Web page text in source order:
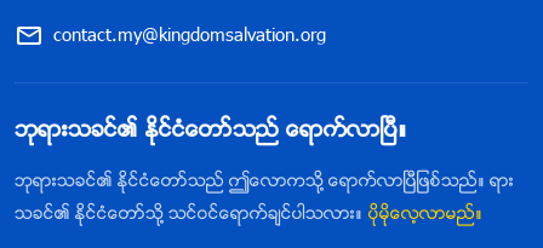
contact.my@kingdomsalvation.org
ဘုရားသခင္၏ ႏိုင္ငံေတာ္သည္ ေရာက္လာၿပီ။
ဘုရားသခင္၏ ႏိုင္ငံေတာ္သည္ ဤေလာကသို႔ ေရာက္လာၿပီျဖစ္သည္။ ရား
သခင္၏ ႏိုင္ငံေတာ္သို႔ သင္ဝင္ေရာက္ခ်င္ပါသလား။ ပိုမိုေလ့လာမည္။